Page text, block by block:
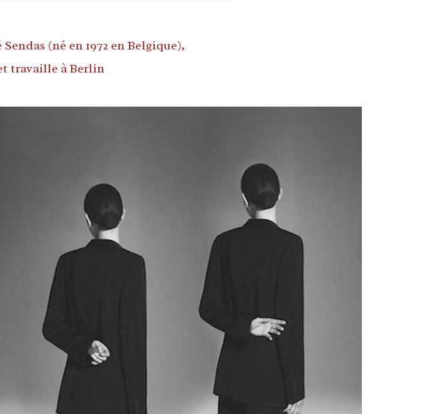
Sendas (né en 1972 en Belgique),
travaille à Berlin